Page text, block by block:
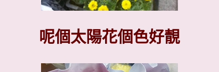
呢個太陽花個色好靚